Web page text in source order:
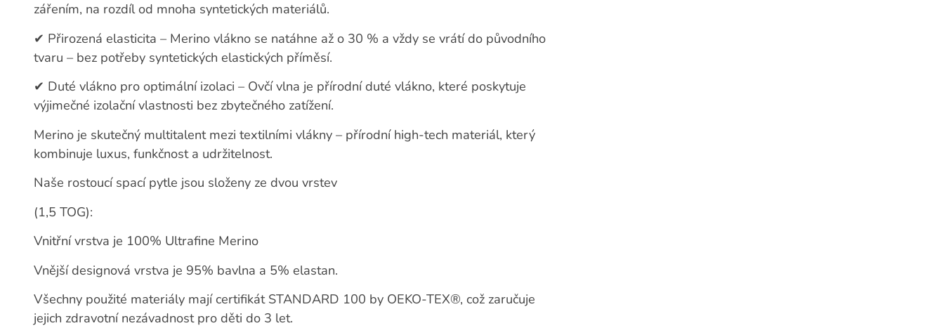
zářením, na rozdíl od mnoha syntetických materiálů.
✔ Přirozená elasticita – Merino vlákno se natáhne až o 30 % a vždy se vrátí do původního
tvaru – bez potřeby syntetických elastických příměsí.
✔ Duté vlákno pro optimální izolaci – Ovčí vlna je přírodní duté vlákno, které poskytuje
výjimečné izolační vlastnosti bez zbytečného zatížení.
Merino je skutečný multitalent mezi textilními vlákny – přírodní high-tech materiál, který
kombinuje luxus, funkčnost a udržitelnost.
Naše rostoucí spací pytle jsou složeny ze dvou vrstev
(1,5 TOG):
Vnitřní vrstva je 100% Ultrafine Merino
Vnější designová vrstva je 95% bavlna a 5% elastan.
Všechny použité materiály mají certifikát STANDARD 100 by OEKO-TEX®, což zaručuje
jejich zdravotní nezávadnost pro děti do 3 let.